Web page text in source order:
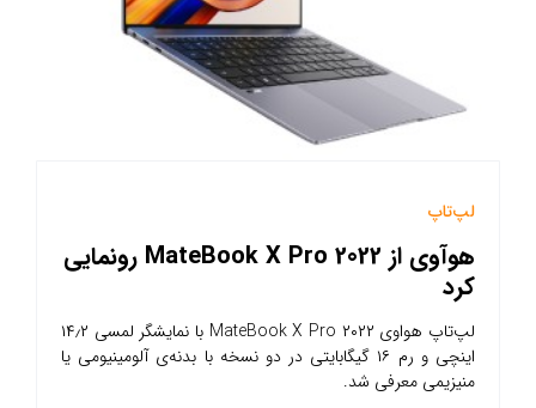
لپ‌تاپ
هوآوی از MateBook X Pro 2022 رونمایی
کرد
لپ‌تاپ هواوی MateBook X Pro ۲۰۲۲ با نمایشگر لمسی ۱۴٫۲
اینچی و رم ۱۶ گیگابایتی در دو نسخه با بدنه‌ی آلومینیومی یا
منیزیمی معرفی شد.